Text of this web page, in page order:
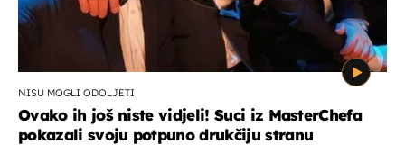
NISU MOGLI ODOLJETI
Ovako ih još niste vidjeli! Suci iz MasterChefa
pokazali svoju potpuno drukčiju stranu